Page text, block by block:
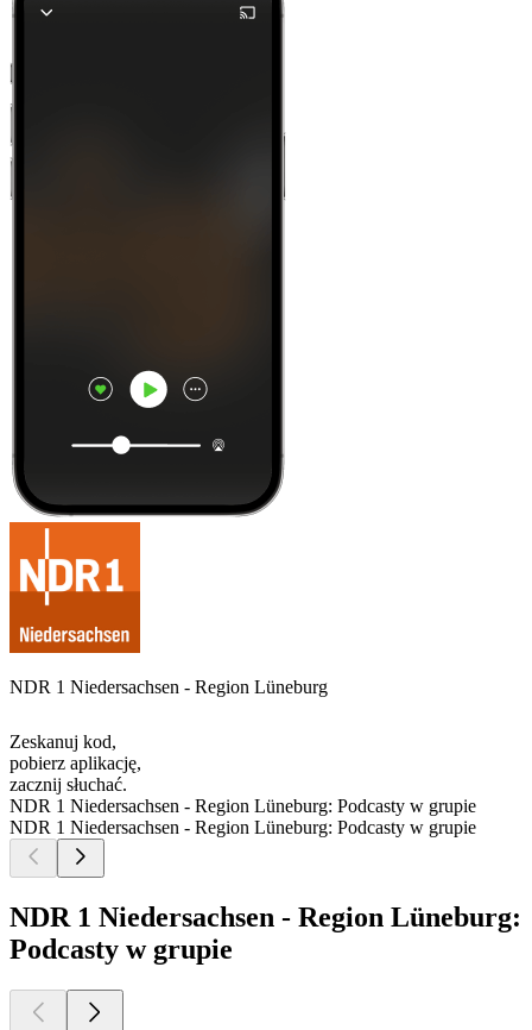
NDR 1 Niedersachsen - Region Lüneburg
Zeskanuj kod,
pobierz aplikację,
zacznij słuchać.
NDR 1 Niedersachsen - Region Lüneburg: Podcasty w grupie
NDR 1 Niedersachsen - Region Lüneburg: Podcasty w grupie
NDR 1 Niedersachsen - Region Lüneburg:
Podcasty w grupie